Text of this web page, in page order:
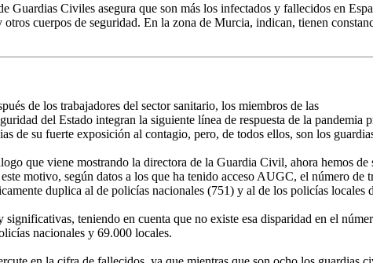
Guardias Civiles asegura que son más los infectados y fallecidos en
cuerpos de seguridad. En la zona de Murcia, indican, tienen
de los trabajadores del sector sanitario, los miembros de las
del Estado integran la siguiente línea de respuesta de la pandemia
de su fuerte exposición al contagio, pero, de todos ellos, son los
que viene mostrando la directora de la Guardia Civil, ahora hemos de
motivo, según datos a los que ha tenido acceso AUGC, el número de
duplica al de policías nacionales (751) y al de los policías locales
significativas, teniendo en cuenta que no existe esa disparidad en el
nacionales y 69.000 locales.